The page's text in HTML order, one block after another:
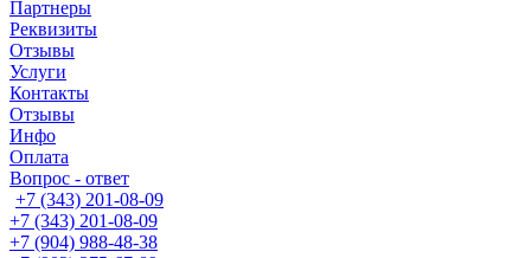
Партнеры
Реквизиты
Отзывы
Услуги
Контакты
Отзывы
Инфо
Оплата
Вопрос - ответ
+7 (343) 201-08-09
+7 (343) 201-08-09
+7 (904) 988-48-38